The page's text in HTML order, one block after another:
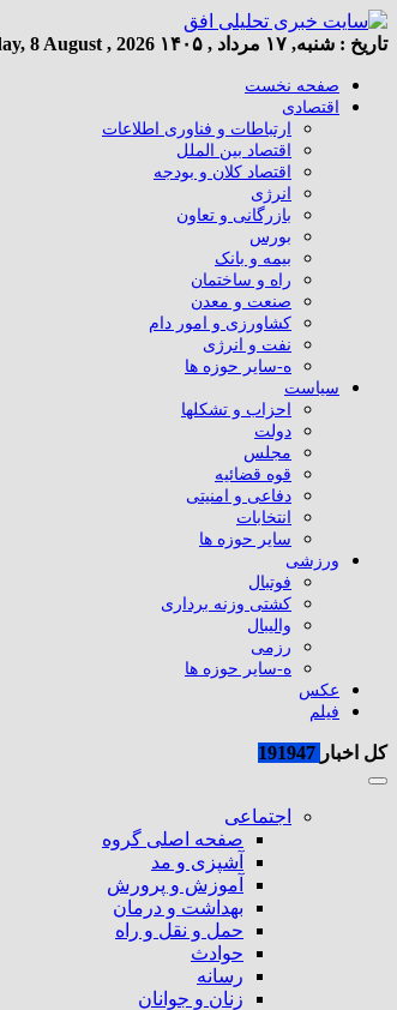
تاریخ : شنبه, ۱۷ مرداد , ۱۴۰۵ 8 August , 2026
صفحه نخست
اقتصادی
ارتباطات و فناوری اطلاعات
اقتصاد بین الملل
اقتصاد کلان و بودجه
انرژی
بازرگانی و تعاون
بورس
بیمه و بانک
راه و ساختمان
صنعت و معدن
کشاورزی و امور دام
نفت و انرژی
ه-سایر حوزه ها
سیاست
احزاب و تشکلها
دولت
مجلس
قوه قضائیه
دفاعی و امنیتی
انتخابات
سایر حوزه ها
ورزشی
فوتبال
کشتی وزنه برداری
والیبال
رزمی
ه-سایر حوزه ها
عکس
فیلم
کل اخبار
اجتماعی
صفحه اصلی گروه
آشپزی و مد
آموزش و پرورش
بهداشت و درمان
حمل و نقل و راه
حوادث
رسانه
زنان و جوانان